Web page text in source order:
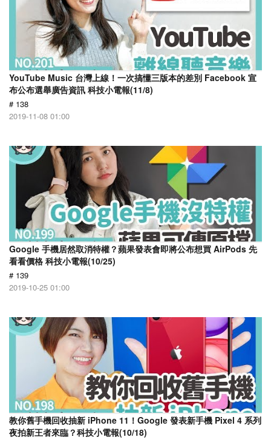
YouTube Music 台灣上線！一次搞懂三版本的差別 Facebook 宣
布公布選舉廣告資訊 科技小電報(11/8)
# 138
2019-11-08 01:00
Google 手機居然取消特權？蘋果發表會即將公布想買 AirPods 先
看看價格 科技小電報(10/25)
# 139
2019-10-25 01:00
教你舊手機回收抽新 iPhone 11！Google 發表新手機 Pixel 4 系列
夜拍新王者來臨？科技小電報(10/18)